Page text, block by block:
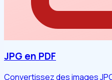
JPG en PDF
Convertissez des images